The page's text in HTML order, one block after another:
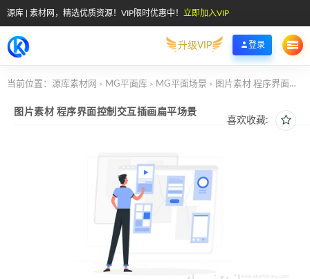
源库 | 素材网，精选优质资源！VIP限时优惠中！ 立即加入VIP
升级VIP 登录
当前位置： 源库素材网 > MG平面库 > MG平面场景 > 图片素材 程序界面控制交互插画扁平场景
喜欢收藏:
图片素材 程序界面控制交互插画扁平场景